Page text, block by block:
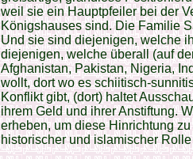
weil sie ein Hauptpfeiler bei der
Königshauses sind. Die Familie
Und sie sind diejenigen, welche
diejenigen, welche überall (auf
Afghanistan, Pakistan, Nigeria,
wollt, dort wo es schiitisch-
Konflikt gibt, (dort) haltet
ihrem Geld und ihrer Anstiftung.
erheben, um diese Hinrichtung
historischer und islamischer